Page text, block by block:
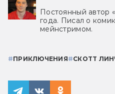
Постоянный автор
года. Писал о
мейнстримом.
#ПРИКЛЮЧЕНИЯ#СКОТТ